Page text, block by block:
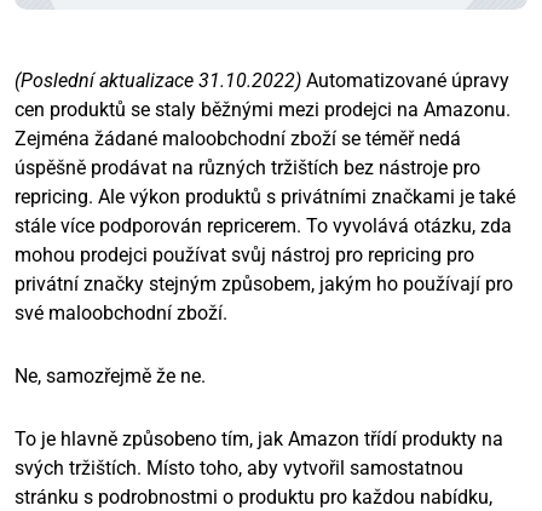
(Poslední aktualizace 31.10.2022) Automatizované úpravy
cen produktů se staly běžnými mezi prodejci na Amazonu.
Zejména žádané maloobchodní zboží se téměř nedá
úspěšně prodávat na různých tržištích bez nástroje pro
repricing. Ale výkon produktů s privátními značkami je také
stále více podporován repricerem. To vyvolává otázku, zda
mohou prodejci používat svůj nástroj pro repricing pro
privátní značky stejným způsobem, jakým ho používají pro
své maloobchodní zboží.
Ne, samozřejmě že ne.
To je hlavně způsobeno tím, jak Amazon třídí produkty na
svých tržištích. Místo toho, aby vytvořil samostatnou
stránku s podrobnostmi o produktu pro každou nabídku,